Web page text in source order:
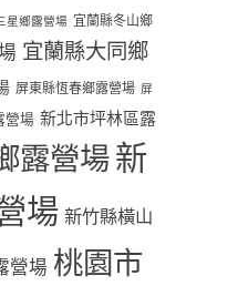
星鄉露營場 宜蘭縣冬山鄉
宜蘭縣大同鄉
屏東縣恆春鄉露營場 屏
營場 新北市坪林區露
露營場新
場 新竹縣橫山
營場 桃園市